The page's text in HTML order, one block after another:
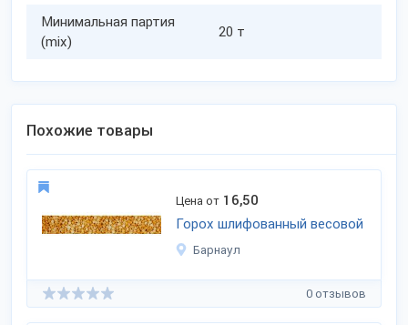
Минимальная партия
(mix)
20 т
Похожие товары
Цена от 16,50
Горох шлифованный весовой
Барнаул
0 отзывов